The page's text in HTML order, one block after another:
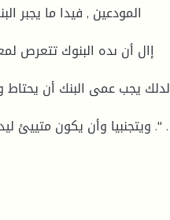
المودعين , فيدا ما يجبر
إال أن ىده البنوك تتعرص
لدلك يجب عمى البنك أن يحتاط
ويتجنبيا وأن يكون متييئ ليدا النوع من المخاطر ويتجنب الوقوع فيو مرة ثانية ." .